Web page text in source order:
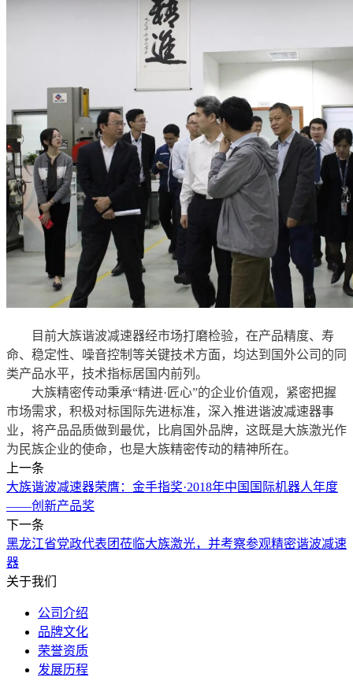
目前大族谐波减速器经市场打磨检验，在产品精度、寿
命、稳定性、噪音控制等关键技术方面，均达到国外公司的同
类产品水平，技术指标居国内前列。
大族精密传动秉承“精进·匠心”的企业价值观，紧密把握
市场需求，积极对标国际先进标准，深入推进谐波减速器事
业，将产品品质做到最优，比肩国外品牌，这既是大族激光作
为民族企业的使命，也是大族精密传动的精神所在。
上一条
大族谐波减速器荣膺：金手指奖·2018年中国国际机器人年度
——创新产品奖
下一条
黑龙江省党政代表团莅临大族激光，并考察参观精密谐波减速
器
关于我们
公司介绍
品牌文化
荣誉资质
发展历程